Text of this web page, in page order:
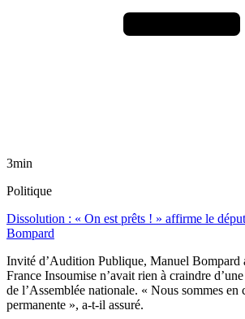
3min
Politique
Dissolution : « On est prêts ! » affirme le
Bompard
Invité d’Audition Publique, Manuel Bompard
France Insoumise n’avait rien à craindre
de l’Assemblée nationale. « Nous sommes en
permanente », a-t-il assuré.